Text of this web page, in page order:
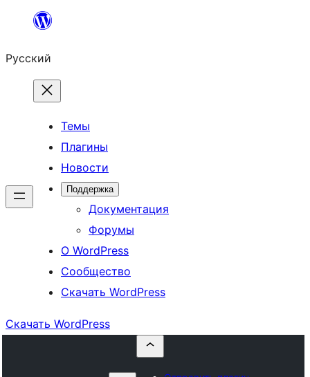
Перейти
содержимому
Русский
Темы
Плагины
Новости
Поддержка
Документация
Форумы
О WordPress
Сообщество
Скачать WordPress
Скачать WordPress